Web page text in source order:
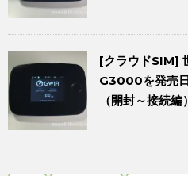
[クラウドSIM]
G3000を発売日
（開封～接続編）